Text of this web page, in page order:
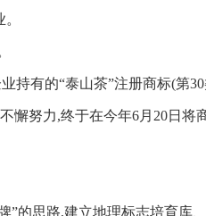
有的“泰山茶”注册商标(第30
努力,终于在今年6月20日将
思路,建立地理标志培育库